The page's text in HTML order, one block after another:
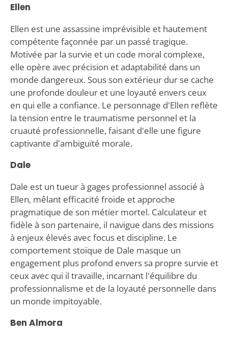
Ellen
Ellen est une assassine imprévisible et hautement
compétente façonnée par un passé tragique.
Motivée par la survie et un code moral complexe,
elle opère avec précision et adaptabilité dans un
monde dangereux. Sous son extérieur dur se cache
une profonde douleur et une loyauté envers ceux
en qui elle a confiance. Le personnage d'Ellen reflète
la tension entre le traumatisme personnel et la
cruauté professionnelle, faisant d'elle une figure
captivante d'ambiguïté morale.
Dale
Dale est un tueur à gages professionnel associé à
Ellen, mêlant efficacité froide et approche
pragmatique de son métier mortel. Calculateur et
fidèle à son partenaire, il navigue dans des missions
à enjeux élevés avec focus et discipline. Le
comportement stoïque de Dale masque un
engagement plus profond envers sa propre survie et
ceux avec qui il travaille, incarnant l'équilibre du
professionnalisme et de la loyauté personnelle dans
un monde impitoyable.
Ben Almora